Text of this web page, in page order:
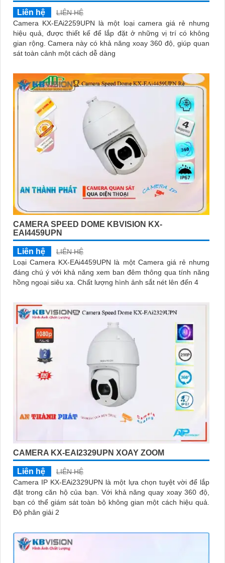
Liên hệ
LIÊN HỆ
Camera KX-EAi2259UPN là một loại camera giá rẻ nhưng
hiệu quả, được thiết kế để lắp đặt ở những vị trí có không
gian rộng. Camera này có khả năng xoay 360 độ, giúp quan
sát toàn cảnh một cách dễ dàng
CAMERA SPEED DOME KBVISION KX-
EAI4459UPN
Liên hệ
LIÊN HỆ
Loại Camera KX-EAi4459UPN là một Camera giá rẻ nhưng
đáng chú ý với khả năng xem ban đêm thông qua tính năng
hồng ngoại siêu xa. Chất lượng hình ảnh sắt nét lên đến 4
CAMERA KX-EAI2329UPN XOAY ZOOM
Liên hệ
LIÊN HỆ
Camera IP KX-EAi2329UPN là một lựa chọn tuyệt vời để lắp
đặt trong căn hộ của bạn. Với khả năng quay xoay 360 độ,
bạn có thể giám sát toàn bộ không gian một cách hiệu quả.
Độ phân giải 2